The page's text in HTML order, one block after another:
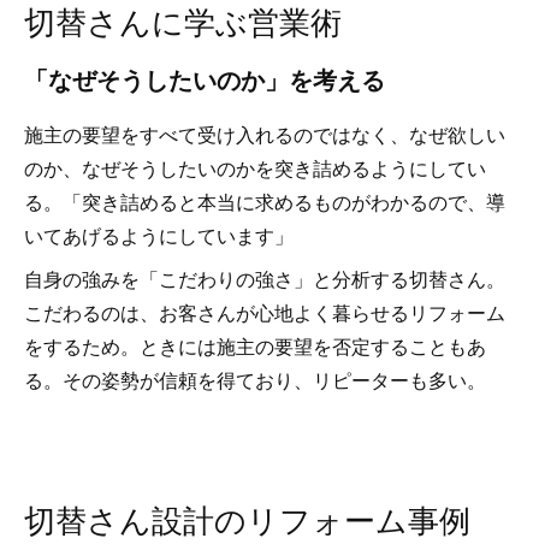
切替さんに学ぶ営業術
「なぜそうしたいのか」を考える
施主の要望をすべて受け入れるのではなく、なぜ欲しい
のか、なぜそうしたいのかを突き詰めるようにしてい
る。「突き詰めると本当に求めるものがわかるので、導
いてあげるようにしています」
自身の強みを「こだわりの強さ」と分析する切替さん。
こだわるのは、お客さんが心地よく暮らせるリフォーム
をするため。ときには施主の要望を否定することもあ
る。その姿勢が信頼を得ており、リピーターも多い。
切替さん設計のリフォーム事例